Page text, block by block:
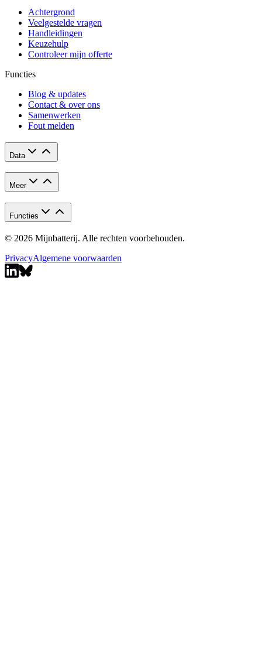
Achtergrond
Veelgestelde vragen
Handleidingen
Keuzehulp
Controleer mijn offerte
Functies
Blog & updates
Contact & over ons
Samenwerken
Fout melden
Data
Meer
Functies
© 2026 Mijnbatterij. Alle rechten voorbehouden.
PrivacyAlgemene voorwaarden